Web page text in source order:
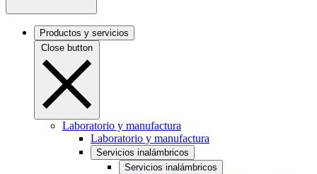
Productos y servicios
Close button
Laboratorio y manufactura
Laboratorio y manufactura
Servicios inalámbricos
Servicios inalámbricos